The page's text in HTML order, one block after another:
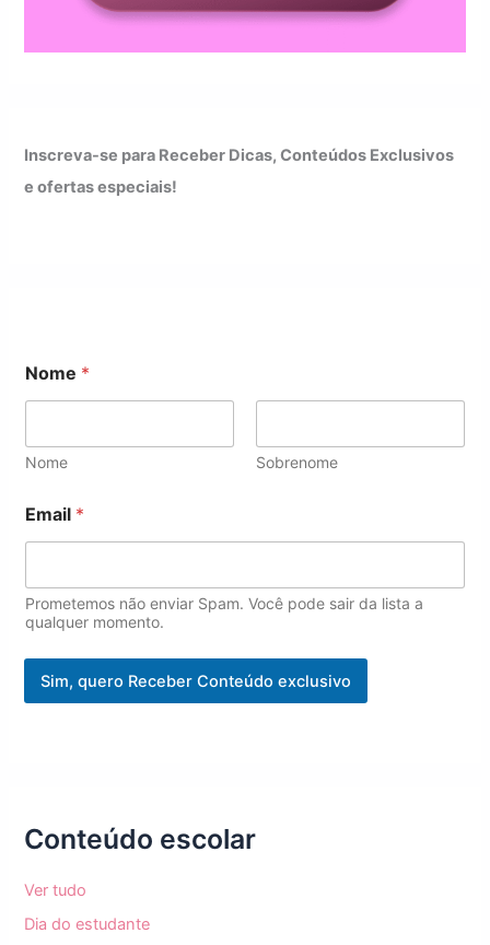
Inscreva-se para Receber Dicas, Conteúdos Exclusivos
e ofertas especiais!
Nome *
Nome Sobrenome
N
o
e
E
m
i
Email *
Prometemos não enviar Spam. Você pode sair da lista a
qualquer momento.
Sim, quero Receber Conteúdo exclusivo
Conteúdo escolar
Ver tudo
Dia do estudante